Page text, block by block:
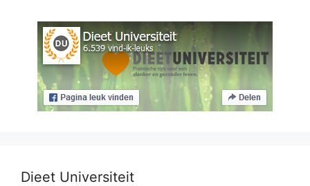
Dieet Universiteit